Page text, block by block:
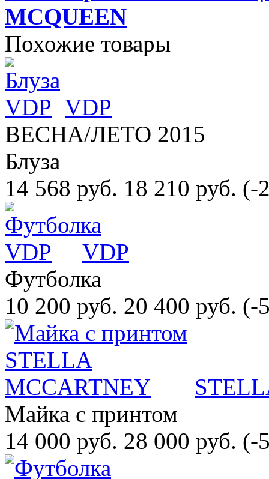
MCQUEEN
Похожие товары
VDP
ВЕСНА/ЛЕТО 2015
Блуза
14 568 руб. 18 210 руб. (-
VDP
Футболка
10 200 руб. 20 400 руб. (-
Майка с принтом
14 000 руб. 28 000 руб. (-